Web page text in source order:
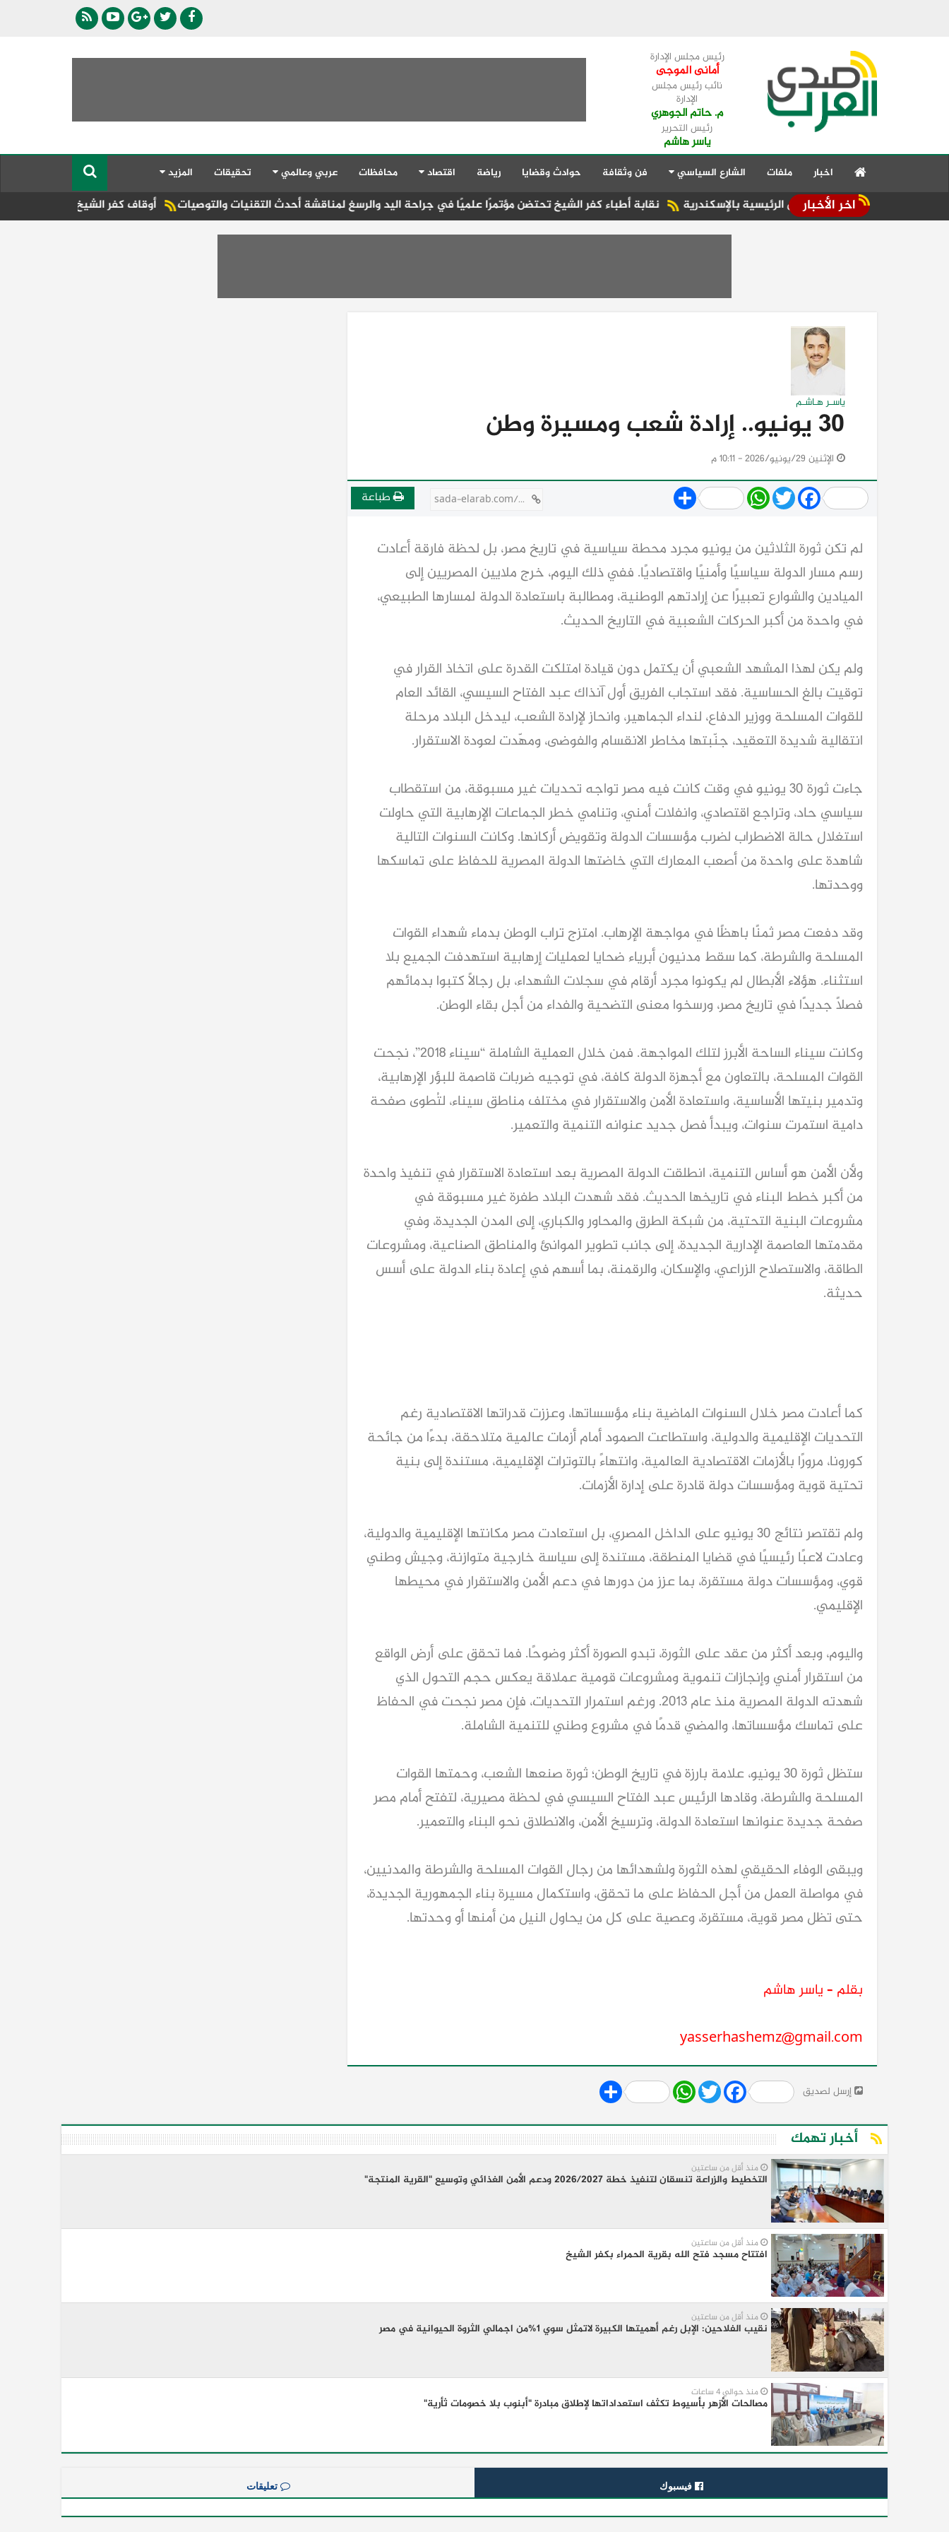
رئيس مجلس الإدارة
أمانى الموجى
نائب رئيس مجلس
الإدارة
م. حاتم الجوهري
رئيس التحرير
ياسر هاشم
اخبار ملفات الشارع السياسي فن وثقافة حوادث وقضايا رياضة اقتصاد محافظات عربي وعالمي تحقيقات المزيد
اخر الأخبار أوقاف كفر الشيخ تنظم قوافل دعوية نقابة أطباء كفر الشيخ تحتضن مؤتمرًا علميًا في جراحة اليد والرسغ لمناقشة أحدث التقنيات والتوصيات والشوارع والطرق الرئيسية بالإسكندرية
ياسـر هـاشـم
30 يونيو.. إرادة شعب ومسيرة وطن
الإثنين 29/يونيو/2026 - 10:11 م
Share WhatsApp
TwitterFacebook طباعة sada-elarab.com/811346
لم تكن ثورة الثلاثين من يونيو مجرد محطة سياسية في تاريخ مصر، بل لحظة فارقة أعادت
رسم مسار الدولة سياسيًا وأمنيًا واقتصاديًا. ففي ذلك اليوم، خرج ملايين المصريين إلى
الميادين والشوارع تعبيرًا عن إرادتهم الوطنية، ومطالبة باستعادة الدولة لمسارها الطبيعي،
في واحدة من أكبر الحركات الشعبية في التاريخ الحديث.
ولم يكن لهذا المشهد الشعبي أن يكتمل دون قيادة امتلكت القدرة على اتخاذ القرار في
توقيت بالغ الحساسية. فقد استجاب الفريق أول آنذاك عبد الفتاح السيسي، القائد العام
للقوات المسلحة ووزير الدفاع، لنداء الجماهير، وانحاز لإرادة الشعب، ليدخل البلاد مرحلة
انتقالية شديدة التعقيد، جنّبتها مخاطر الانقسام والفوضى، ومهّدت لعودة الاستقرار.
جاءت ثورة 30 يونيو في وقت كانت فيه مصر تواجه تحديات غير مسبوقة، من استقطاب
سياسي حاد، وتراجع اقتصادي، وانفلات أمني، وتنامي خطر الجماعات الإرهابية التي حاولت
استغلال حالة الاضطراب لضرب مؤسسات الدولة وتقويض أركانها. وكانت السنوات التالية
شاهدة على واحدة من أصعب المعارك التي خاضتها الدولة المصرية للحفاظ على تماسكها
ووحدتها.
وقد دفعت مصر ثمنًا باهظًا في مواجهة الإرهاب. امتزج تراب الوطن بدماء شهداء القوات
المسلحة والشرطة، كما سقط مدنيون أبرياء ضحايا لعمليات إرهابية استهدفت الجميع بلا
استثناء. هؤلاء الأبطال لم يكونوا مجرد أرقام في سجلات الشهداء، بل رجالًا كتبوا بدمائهم
فصلًا جديدًا في تاريخ مصر، ورسخوا معنى التضحية والفداء من أجل بقاء الوطن.
وكانت سيناء الساحة الأبرز لتلك المواجهة. فمن خلال العملية الشاملة “سيناء 2018”، نجحت
القوات المسلحة، بالتعاون مع أجهزة الدولة كافة، في توجيه ضربات قاصمة للبؤر الإرهابية،
وتدمير بنيتها الأساسية، واستعادة الأمن والاستقرار في مختلف مناطق سيناء، لتُطوى صفحة
دامية استمرت سنوات، ويبدأ فصل جديد عنوانه التنمية والتعمير.
ولأن الأمن هو أساس التنمية، انطلقت الدولة المصرية بعد استعادة الاستقرار في تنفيذ واحدة
من أكبر خطط البناء في تاريخها الحديث. فقد شهدت البلاد طفرة غير مسبوقة في
مشروعات البنية التحتية، من شبكة الطرق والمحاور والكباري، إلى المدن الجديدة، وفي
مقدمتها العاصمة الإدارية الجديدة، إلى جانب تطوير الموانئ والمناطق الصناعية، ومشروعات
الطاقة، والاستصلاح الزراعي، والإسكان، والرقمنة، بما أسهم في إعادة بناء الدولة على أسس
حديثة.
كما أعادت مصر خلال السنوات الماضية بناء مؤسساتها، وعززت قدراتها الاقتصادية رغم
التحديات الإقليمية والدولية، واستطاعت الصمود أمام أزمات عالمية متلاحقة، بدءًا من جائحة
كورونا، مرورًا بالأزمات الاقتصادية العالمية، وانتهاءً بالتوترات الإقليمية، مستندة إلى بنية
تحتية قوية ومؤسسات دولة قادرة على إدارة الأزمات.
ولم تقتصر نتائج 30 يونيو على الداخل المصري، بل استعادت مصر مكانتها الإقليمية والدولية،
وعادت لاعبًا رئيسيًا في قضايا المنطقة، مستندة إلى سياسة خارجية متوازنة، وجيش وطني
قوي، ومؤسسات دولة مستقرة، بما عزز من دورها في دعم الأمن والاستقرار في محيطها
الإقليمي.
واليوم، وبعد أكثر من عقد على الثورة، تبدو الصورة أكثر وضوحًا. فما تحقق على أرض الواقع
من استقرار أمني وإنجازات تنموية ومشروعات قومية عملاقة يعكس حجم التحول الذي
شهدته الدولة المصرية منذ عام 2013. ورغم استمرار التحديات، فإن مصر نجحت في الحفاظ
على تماسك مؤسساتها، والمضي قدمًا في مشروع وطني للتنمية الشاملة.
ستظل ثورة 30 يونيو، علامة بارزة في تاريخ الوطن؛ ثورة صنعها الشعب، وحمتها القوات
المسلحة والشرطة، وقادها الرئيس عبد الفتاح السيسي في لحظة مصيرية، لتفتح أمام مصر
صفحة جديدة عنوانها استعادة الدولة، وترسيخ الأمن، والانطلاق نحو البناء والتعمير.
ويبقى الوفاء الحقيقي لهذه الثورة ولشهدائها من رجال القوات المسلحة والشرطة والمدنيين،
في مواصلة العمل من أجل الحفاظ على ما تحقق، واستكمال مسيرة بناء الجمهورية الجديدة،
حتى تظل مصر قوية، مستقرة، وعصية على كل من يحاول النيل من أمنها أو وحدتها.
بقلم – ياسر هاشم
yasserhashemz@gmail.com
إرسل لصديق Share WhatsApp
Twitter Facebook
أخبار تهمك
منذ أقل من ساعتين
التخطيط والزراعة تنسقان لتنفيذ خطة 2026/2027 ودعم الأمن الغذائي وتوسيع "القرية المنتجة"
منذ أقل من ساعتين
افتتاح مسجد فتح الله بقرية الحمراء بكفر الشيخ
منذ أقل من ساعتين
نقيب الفلاحين: الإبل رغم أهميتها الكبيرة لاتمثل سوي 1%من اجمالي الثروة الحيوانية في مصر
منذ حوالي 4 ساعات
مصالحات الأزهر بأسيوط تكثف استعداداتها لإطلاق مبادرة "أبنوب بلا خصومات ثأرية"
فيسبوك تعليقات